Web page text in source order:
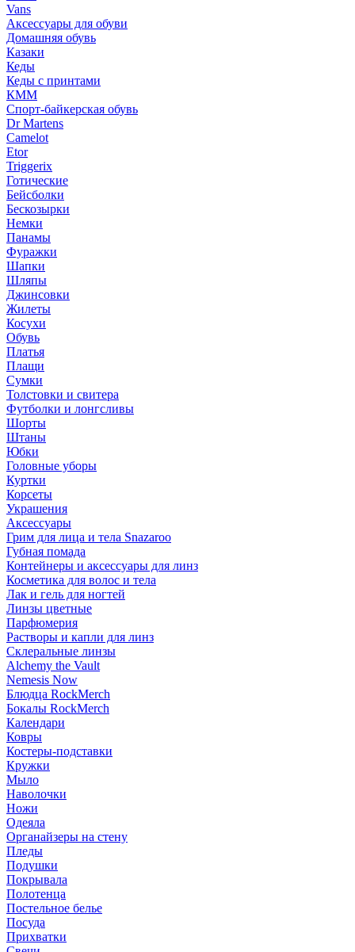
Vans
Аксессуары для обуви
Домашняя обувь
Казаки
Кеды
Кеды с принтами
КММ
Спорт-байкерская обувь
Dr Martens
Camelot
Etor
Triggerix
Готические
Бейсболки
Бескозырки
Немки
Панамы
Фуражки
Шапки
Шляпы
Джинсовки
Жилеты
Косухи
Обувь
Платья
Плащи
Сумки
Толстовки и свитера
Футболки и лонгсливы
Шорты
Штаны
Юбки
Головные уборы
Куртки
Корсеты
Украшения
Аксессуары
Грим для лица и тела Snazaroo
Губная помада
Контейнеры и аксессуары для линз
Косметика для волос и тела
Лак и гель для ногтей
Линзы цветные
Парфюмерия
Растворы и капли для линз
Склеральные линзы
Alchemy the Vault
Nemesis Now
Блюдца RockMerch
Бокалы RockMerch
Календари
Ковры
Костеры-подставки
Кружки
Мыло
Наволочки
Ножи
Одеяла
Органайзеры на стену
Пледы
Подушки
Покрывала
Полотенца
Постельное белье
Посуда
Прихватки